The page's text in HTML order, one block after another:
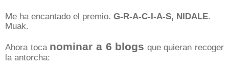
Me ha encantado el premio. G-R-A-C-I-A-S, NIDALE.
Muak.
Ahora toca nominar a 6 blogs que quieran recoger
la antorcha: